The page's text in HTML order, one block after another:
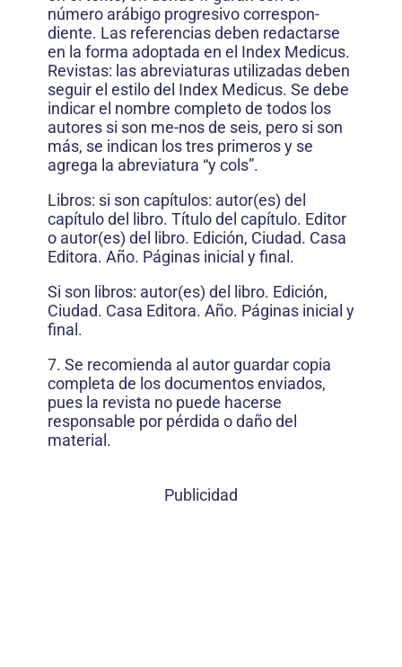
número arábigo progresivo correspon-
diente. Las referencias deben redactarse
en la forma adoptada en el Index Medicus.
Revistas: las abreviaturas utilizadas deben
seguir el estilo del Index Medicus. Se debe
indicar el nombre completo de todos los
autores si son me-nos de seis, pero si son
más, se indican los tres primeros y se
agrega la abreviatura “y cols”.
Libros: si son capítulos: autor(es) del
capítulo del libro. Título del capítulo. Editor
o autor(es) del libro. Edición, Ciudad. Casa
Editora. Año. Páginas inicial y final.
Si son libros: autor(es) del libro. Edición,
Ciudad. Casa Editora. Año. Páginas inicial y
final.
7. Se recomienda al autor guardar copia
completa de los documentos enviados,
pues la revista no puede hacerse
responsable por pérdida o daño del
material.
Publicidad